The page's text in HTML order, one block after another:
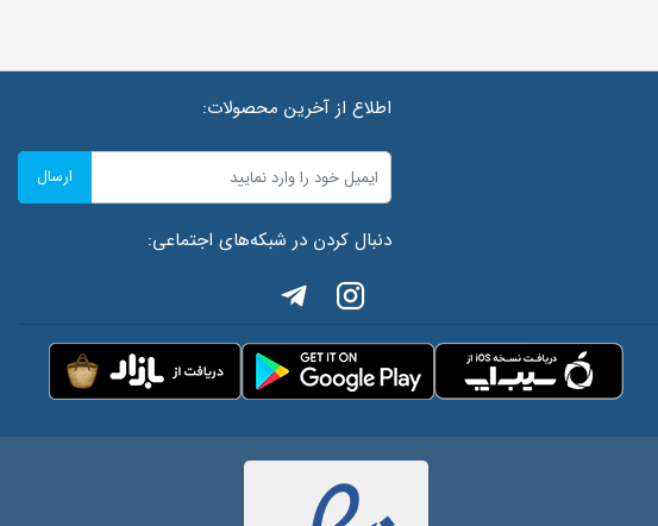
اطلاع از آخرین محصولات:
ارسال
دنبال کردن در شبکه‌های اجتماعی: